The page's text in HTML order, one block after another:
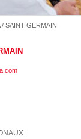
SAINT GERMAIN